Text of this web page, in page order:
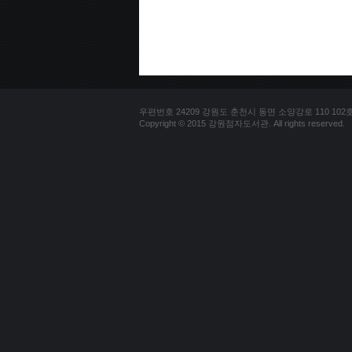
우편번호 24209 강원도 춘천시 동면 소양강로 110 102
Copyright © 2015 강원점자도서관. All rights reserved.